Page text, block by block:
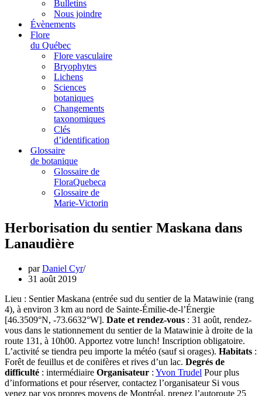
Bulletins
Nous joindre
Évènements
Flore
du Québec
Flore vasculaire
Bryophytes
Lichens
Sciences
botaniques
Changements
taxonomiques
Clés
d’identification
Glossaire
de botanique
Glossaire de
FloraQuebeca
Glossaire de
Marie-Victorin
Herborisation du sentier Maskana dans
Lanaudière
parDaniel Cyr
31 août 2019
Lieu : Sentier Maskana (entrée sud du sentier de la Matawinie (rang
4), à environ 3 km au nord de Sainte-Émilie-de-l’Énergie
[46.3509°N, -73.6632°W]. Date et rendez-vous : 31 août, rendez-
vous dans le stationnement du sentier de la Matawinie à droite de la
route 131, à 10h00. Apportez votre lunch! Inscription obligatoire.
L’activité se tiendra peu importe la météo (sauf si orages). Habitats :
Forêt de feuillus et de conifères et rives d’un lac. Degrés de
difficulté : intermédiaire Organisateur : Yvon Trudel Pour plus
d’informations et pour réserver, contactez l’organisateur Si vous
venez par vos propres moyens de Montréal, prenez l’autoroute 25